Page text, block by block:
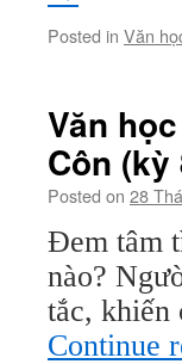
Posted in Văn
Văn
Côn (kỳ
Posted on 28
Đem tâm
nào?
tắc, khiến
Continue